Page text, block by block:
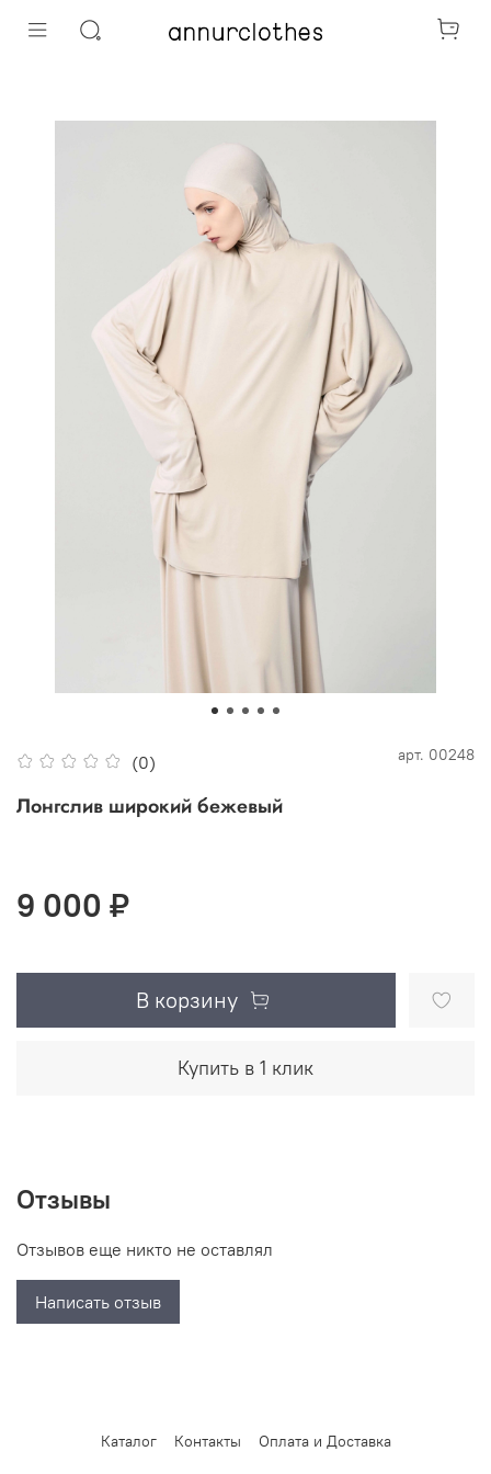
(0) арт. 00248
Лонгслив широкий бежевый
9 000 ₽
В корзину
Купить в 1 клик
Отзывы
Отзывов еще никто не оставлял
Написать отзыв
Каталог Контакты
Оплата и Доставка